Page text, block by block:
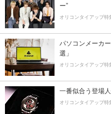
ー”
オリコンタイアップ特
パソコンメーカ
選」
オリコンタイアップ特
一番似合う登場
オリコンタイアップ特